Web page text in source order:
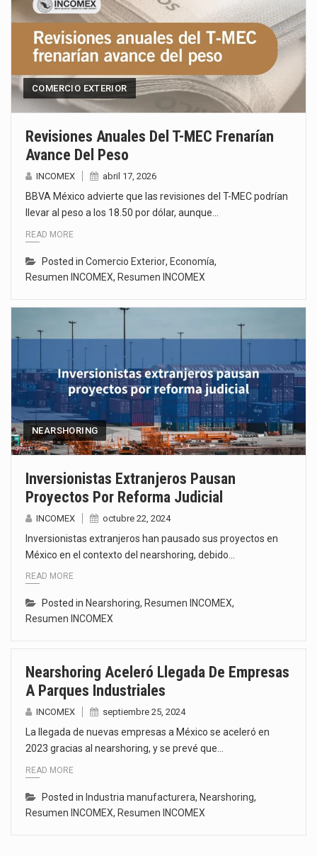
Ante la suspensión temporal de las inspecciones sanitarias del Departamento de Agricultura de Estados Unidos…
La industria automotriz mexicana concentra más de la mitad de las quejas bajo el Mecanismo…
COMERCIO EXTERIOR
Revisiones Anuales Del T-MEC Frenarían
Avance Del Peso
INCOMEX abril 17, 2026
BBVA México advierte que las revisiones del T-MEC podrían
llevar al peso a los 18.50 por dólar, aunque…
READ MORE
Posted in Comercio Exterior, Economía,
Resumen INCOMEX, Resumen INCOMEX
NEARSHORING
Inversionistas Extranjeros Pausan
Proyectos Por Reforma Judicial
INCOMEX octubre 22, 2024
Inversionistas extranjeros han pausado sus proyectos en
México en el contexto del nearshoring, debido…
READ MORE
Posted in Nearshoring, Resumen INCOMEX,
Resumen INCOMEX
Nearshoring Aceleró Llegada De Empresas
A Parques Industriales
INCOMEX septiembre 25, 2024
La llegada de nuevas empresas a México se aceleró en
2023 gracias al nearshoring, y se prevé que…
READ MORE
Posted in Industria manufacturera, Nearshoring,
Resumen INCOMEX, Resumen INCOMEX